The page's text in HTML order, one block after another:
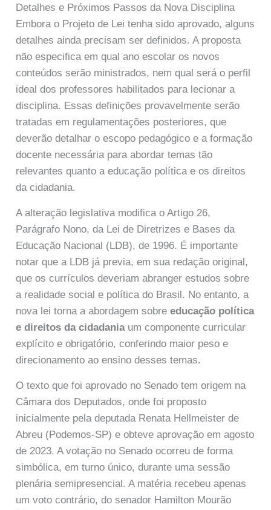
Detalhes e Próximos Passos da Nova Disciplina
Embora o Projeto de Lei tenha sido aprovado, alguns
detalhes ainda precisam ser definidos. A proposta
não especifica em qual ano escolar os novos
conteúdos serão ministrados, nem qual será o perfil
ideal dos professores habilitados para lecionar a
disciplina. Essas definições provavelmente serão
tratadas em regulamentações posteriores, que
deverão detalhar o escopo pedagógico e a formação
docente necessária para abordar temas tão
relevantes quanto a educação política e os direitos
da cidadania.
A alteração legislativa modifica o Artigo 26,
Parágrafo Nono, da Lei de Diretrizes e Bases da
Educação Nacional (LDB), de 1996. É importante
notar que a LDB já previa, em sua redação original,
que os currículos deveriam abranger estudos sobre
a realidade social e política do Brasil. No entanto, a
nova lei torna a abordagem sobreeducação política
e direitos da cidadaniaum componente curricular
explícito e obrigatório, conferindo maior peso e
direcionamento ao ensino desses temas.
O texto que foi aprovado no Senado tem origem na
Câmara dos Deputados, onde foi proposto
inicialmente pela deputada Renata Hellmeister de
Abreu (Podemos-SP) e obteve aprovação em agosto
de 2023. A votação no Senado ocorreu de forma
simbólica, em turno único, durante uma sessão
plenária semipresencial. A matéria recebeu apenas
um voto contrário, do senador Hamilton Mourão